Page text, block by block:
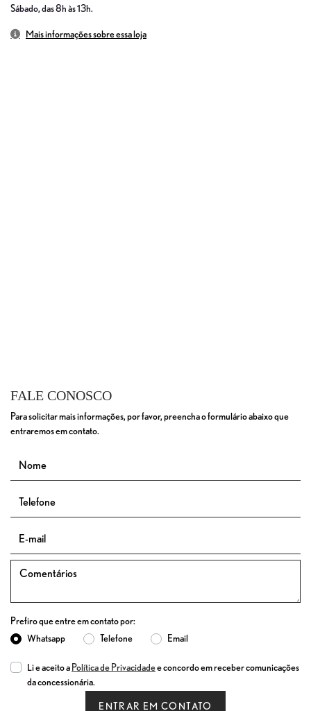
Sábado, das 8h às 13h.
Mais informações sobre essa loja
FALE CONOSCO
Para solicitar mais informações, por favor, preencha o formulário abaixo que
entraremos em contato.
Prefiro que entre em contato por:
Whatsapp
Telefone Email
Li e aceito a Política de Privacidadee concordo em receber comunicações
da concessionária.
ENTRAR EM CONTATO